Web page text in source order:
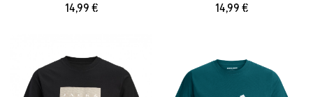
14,99 € 14,99 €